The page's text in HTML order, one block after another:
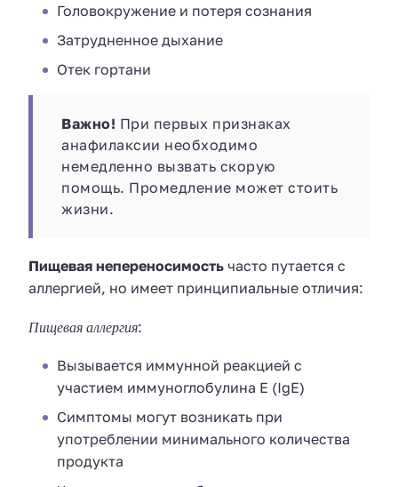
Головокружение и потеря сознания
Затрудненное дыхание
Отек гортани
Важно! При первых признаках
анафилаксии необходимо
немедленно вызвать скорую
помощь. Промедление может стоить
жизни.
Пищевая непереносимость часто путается с
аллергией, но имеет принципиальные отличия:
Пищевая аллергия:
Вызывается иммунной реакцией с
участием иммуноглобулина E (IgE)
Симптомы могут возникать при
употреблении минимального количества
продукта